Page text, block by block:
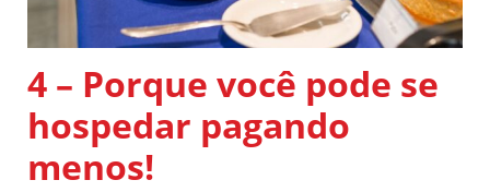
4 – Porque você pode se
hospedar pagando
menos!